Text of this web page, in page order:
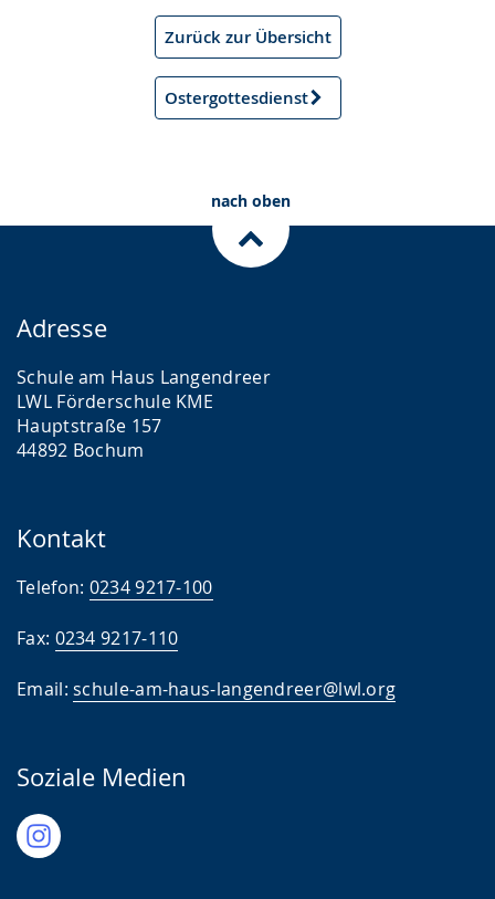
Zurück zur Übersicht
Ostergottesdienst
Nächster
nach oben
Adresse
Schule am Haus Langendreer
LWL Förderschule KME
Hauptstraße 157
44892 Bochum
Kontakt
Telefon: 0234 9217-100
Fax: 0234 9217-110
Email:schule-am-haus-langendreer@lwl.org
Soziale Medien